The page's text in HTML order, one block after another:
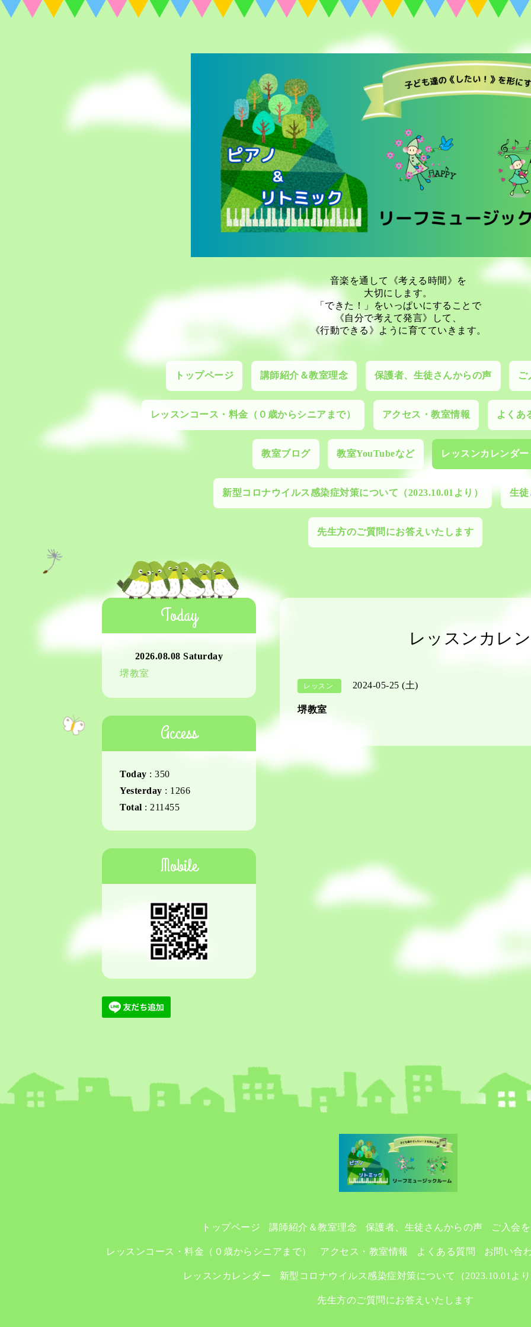
音楽を通して《考える時間》を
大切にします。
「できた！」をいっぱいにすることで
《自分で考えて発言》して、
《行動できる》ように育てていきます。
トップページ 講師紹介＆教室理念 保護者、生徒さんからの声 ご
レッスンコース・料金（０歳からシニアまで） アクセス・教室情報 よくあ
教室ブログ 教室YouTubeなど レッスンカレンダー
新型コロナウイルス感染症対策について（2023.10.01より） 生
先生方のご質問にお答えいたします
レッスンカレ
レッスン 2024-05-25 (土)
堺教室
Today
2026.08.08 Saturday
堺教室
Access
Today : 350
Yesterday : 1266
Total : 211455
Mobile
トップページ 講師紹介＆教室理念 保護者、生徒さんからの声 ご入会
レッスンコース・料金（０歳からシニアまで） アクセス・教室情報 よくある質問 お問い合
レッスンカレンダー 新型コロナウイルス感染症対策について（2023.10.01よ
先生方のご質問にお答えいたします